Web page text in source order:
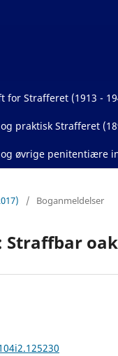
for Strafferet (1913 -
praktisk Strafferet
øvrige penitentiære
/ Boganmeldelser
Straffbar